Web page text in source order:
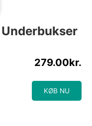
279.00kr.
KØB NU